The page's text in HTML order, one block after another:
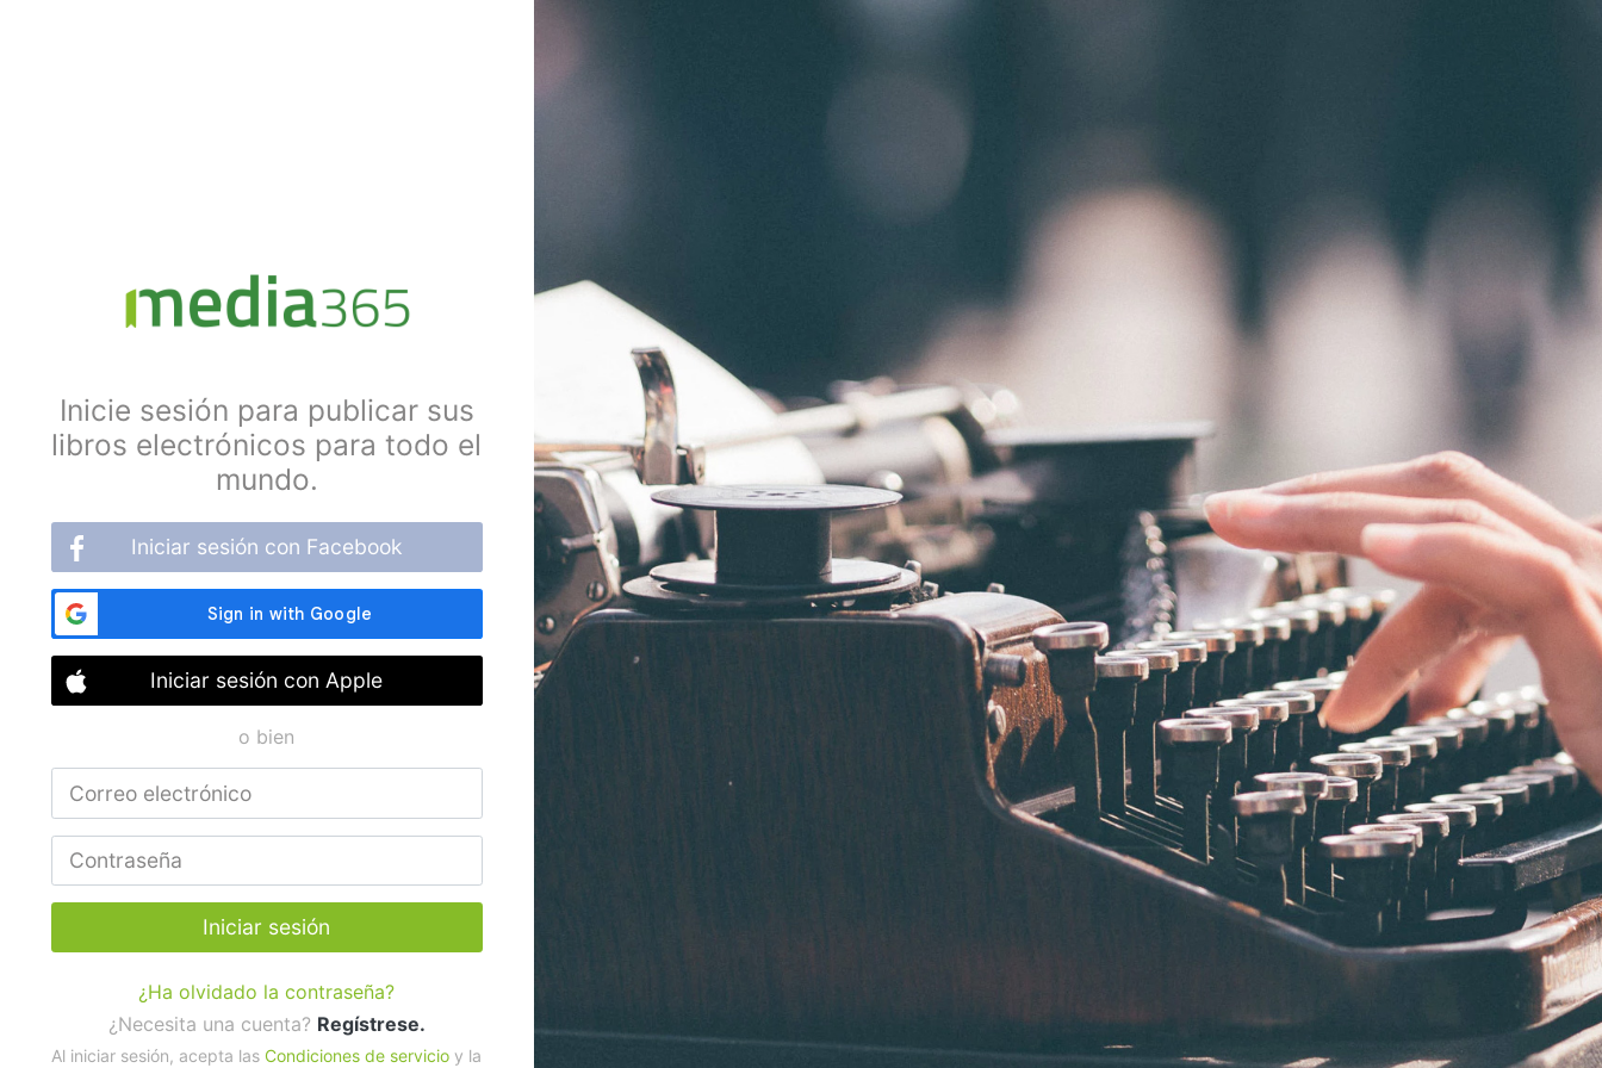
Inicie sesión para publicar sus
libros electrónicos para todo el
mundo.
Iniciar sesión con Facebook
Iniciar sesión con Apple
o bien
Iniciar sesión
¿Ha olvidado la contraseña?
¿Necesita una cuenta? Regístrese.
Al iniciar sesión, acepta las Condiciones de servicio y la